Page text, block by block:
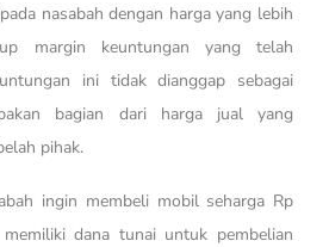
nasabah dengan harga yang lebih
margin keuntungan yang telah
ini tidak dianggap sebagai
bagian dari harga jual yang
pihak.
ingin membeli mobil seharga Rp
dana tunai untuk pembelian